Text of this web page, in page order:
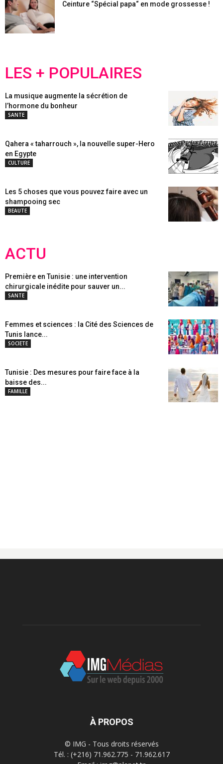
Ceinture “Spécial papa“ en mode grossesse !
LES + POPULAIRES
La musique augmente la sécrétion de
l’hormone du bonheur
SANTE
Qahera « taharrouch », la nouvelle super-Hero
en Egypte
CULTURE
Les 5 choses que vous pouvez faire avec un
shampooing sec
BEAUTE
ACTU
Première en Tunisie : une intervention
chirurgicale inédite pour sauver un...
SANTE
Femmes et sciences : la Cité des Sciences de
Tunis lance...
SOCIETE
Tunisie : Des mesures pour faire face à la
baisse des...
FAMILLE
À PROPOS
© IMG - Tous droits réservés
Tél. : (+216) 71.962.775 - 71.962.617